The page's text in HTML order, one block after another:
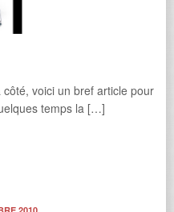
voici un bref article pour
temps la […]